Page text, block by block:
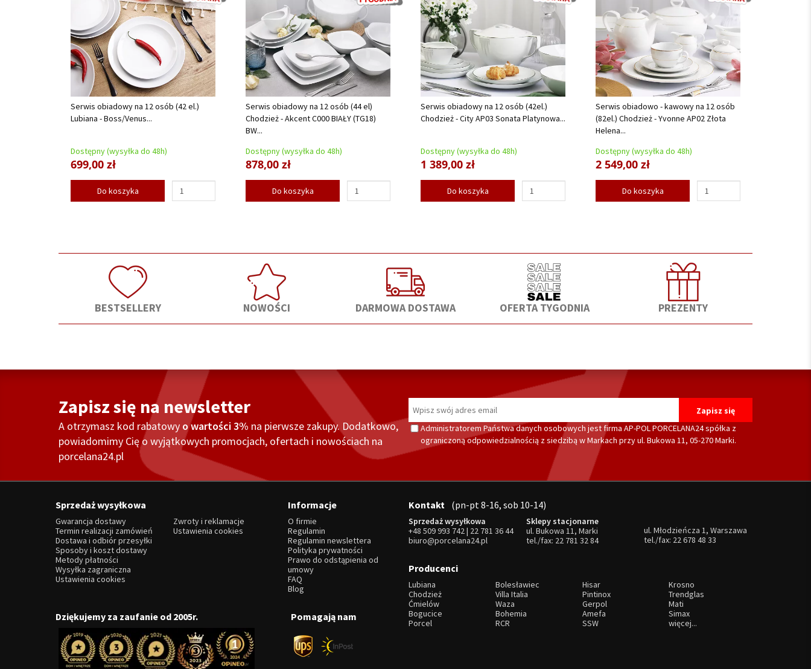
Serwis obiadowy na 12 osób (42 el.)
Lubiana - Boss/Venus...
Dostępny (wysyłka do 48h)
699,00 zł
Do koszyka
Serwis obiadowy na 12 osób (44 el)
Chodzież - Akcent C000 BIAŁY (TG18)
BW...
Dostępny (wysyłka do 48h)
878,00 zł
Do koszyka
Serwis obiadowy na 12 osób (42el.)
Chodzież - City AP03 Sonata Platynowa...
Dostępny (wysyłka do 48h)
1 389,00 zł
Do koszyka
Serwis obiadowo - kawowy na 12 osób
(82el.) Chodzież - Yvonne AP02 Złota
Helena...
Dostępny (wysyłka do 48h)
2 549,00 zł
Do koszyka
BESTSELLERY NOWOŚCI DARMOWA DOSTAWA OFERTA TYGODNIA PREZENTY
Zapisz się na newsletter
A otrzymasz kod rabatowy o wartości 3% na pierwsze zakupy. Dodatkowo,
powiadomimy Cię o wyjątkowych promocjach, ofertach i nowościach na
porcelana24.pl
Administratorem Państwa danych osobowych jest firma AP-POL PORCELANA24 spółka z
ograniczoną odpowiedzialnością z siedzibą w Markach przy ul. Bukowa 11, 05-270 Marki.
Sprzedaż wysyłkowa
Gwarancja dostawy
Termin realizacji zamówień
Dostawa i odbiór przesyłki
Sposoby i koszt dostawy
Metody płatności
Wysyłka zagraniczna
Ustawienia cookies
Zwroty i reklamacje
Ustawienia cookies
Informacje
O firmie
Regulamin
Regulamin newslettera
Polityka prywatności
Prawo do odstąpienia od
umowy
FAQ
Blog
Kontakt (pn-pt 8-16, sob 10-14)
Sprzedaż wysyłkowa
+48 509 993 742| 22 781 36 44
biuro@porcelana24.pl
Sklepy stacjonarne
ul. Bukowa 11, Marki
tel./fax: 22 781 32 84
ul. Młodzieńcza 1, Warszawa
tel./fax: 22 678 48 33
Producenci
Lubiana Bolesławiec Hisar
Krosno
Chodzież
Villa Italia Pintinox
Trendglas
Ćmielów
Waza Gerpol
Mati
Bogucice
Bohemia Amefa
Simax
Porcel
RCR SSW więcej...
Dziękujemy za zaufanie od 2005r. Pomagają nam